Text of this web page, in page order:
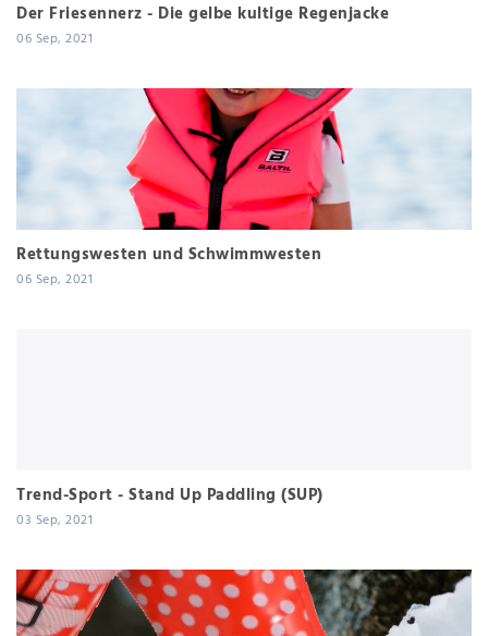
Der Friesennerz - Die gelbe kultige Regenjacke
06 Sep, 2021
Rettungswesten und Schwimmwesten
06 Sep, 2021
Trend-Sport - Stand Up Paddling (SUP)
03 Sep, 2021